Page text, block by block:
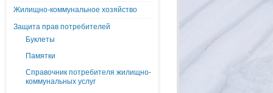
Жилищно-коммунальное хозяйство
Защита прав потребителей
Буклеты
Памятки
Справочник потребителя жилищно-
коммунальных услуг